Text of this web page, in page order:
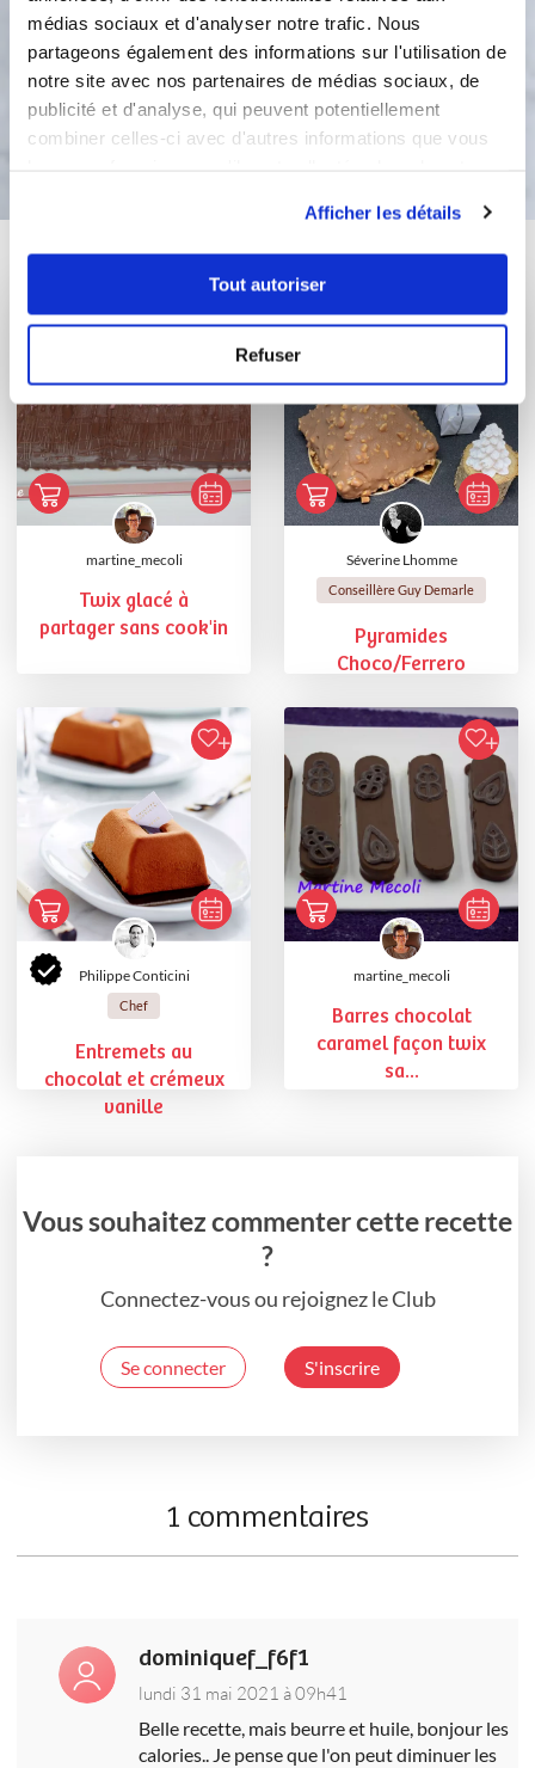
médias sociaux et d'analyser notre trafic. Nous
partageons également des informations sur l'utilisation de
notre site avec nos partenaires de médias sociaux, de
publicité et d'analyse, qui peuvent potentiellement
combiner celles-ci avec d'autres informations que vous
Afficher les détails
Tout autoriser
Refuser
morceaux de fruits dessus ou
parsemez de confettis alimentaires.
Bon appétit !
Vous aimerez aussi ...
martine_mecoli
Twix glacé à
partager sans cook'in
Séverine Lhomme
Conseillère Guy Demarle
Pyramides
Choco/Ferrero
Philippe Conticini
Chef
Entremets au
chocolat et crémeux
vanille
martine_mecoli
Barres chocolat
caramel façon twix
sa...
Vous souhaitez commenter cette recette
?
Connectez-vous ou rejoignez le Club
Se connecter S'inscrire
1 commentaires
dominiquef_f6f1
lundi 31 mai 2021 à 09h41
Belle recette, mais beurre et huile, bonjour les
calories.. Je pense que l'on peut diminuer les